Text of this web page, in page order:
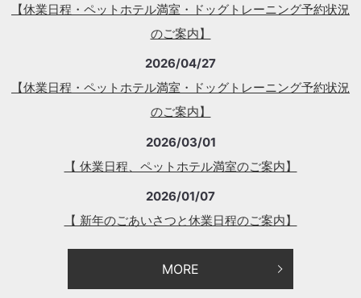
【休業日程・ペットホテル満室・ドッグトレーニング予約状況
のご案内】
2026/04/27
【休業日程・ペットホテル満室・ドッグトレーニング予約状況
のご案内】
2026/03/01
【 休業日程、ペットホテル満室のご案内】
2026/01/07
【 新年のごあいさつと休業日程のご案内】
MORE